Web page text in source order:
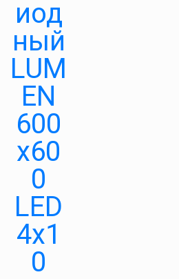
иод
ный
LUM
EN
600
х60
0
LED
4х1
0